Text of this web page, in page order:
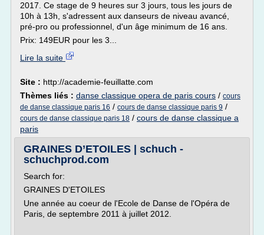
2017. Ce stage de 9 heures sur 3 jours, tous les jours de
10h à 13h, s'adressent aux danseurs de niveau avancé,
pré-pro ou professionnel, d'un âge minimum de 16 ans.
Prix: 149EUR pour les 3...
Lire la suite
Site : http://academie-feuillatte.com
Thèmes liés : danse classique opera de paris cours / cours
de danse classique paris 16 / cours de danse classique paris 9 /
cours de danse classique paris 18 / cours de danse classique a
paris
GRAINES D’ETOILES | schuch -
schuchprod.com
Search for:
GRAINES D'ETOILES
Une année au coeur de l'Ecole de Danse de l'Opéra de
Paris, de septembre 2011 à juillet 2012.